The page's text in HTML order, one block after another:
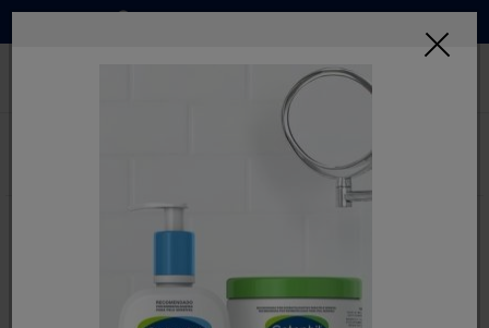
Gel de Limpeza Facial
Antioleosidade Oil